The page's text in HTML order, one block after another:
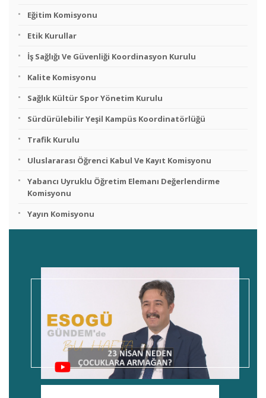
Eğitim Komisyonu
Etik Kurullar
İş Sağlığı Ve Güvenliği Koordinasyon Kurulu
Kalite Komisyonu
Sağlık Kültür Spor Yönetim Kurulu
Sürdürülebilir Yeşil Kampüs Koordinatörlüğü
Trafik Kurulu
Uluslararası Öğrenci Kabul Ve Kayıt Komisyonu
Yabancı Uyruklu Öğretim Elemanı Değerlendirme
Komisyonu
Yayın Komisyonu